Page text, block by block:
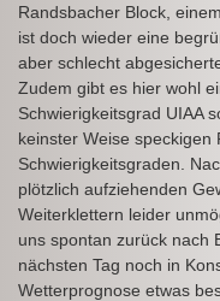
Randsbacher Block,
ist doch wieder eine
aber schlecht
Zudem gibt es hier wohl
Schwierigkeitsgrad UIAA
keinster Weise speckigen
Schwierigkeitsgraden.
plötzlich aufziehenden
Weiterklettern leider
uns spontan zurück nach
nächsten Tag noch in
Wetterprognose etwas